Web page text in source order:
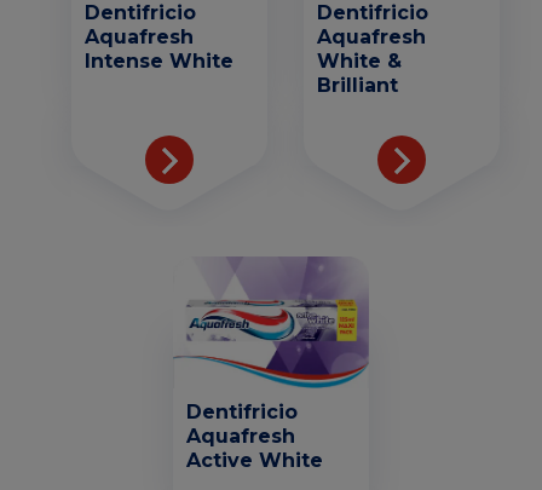
Dentifricio
Aquafresh
Intense White
Dentifricio
Aquafresh
White &
Brilliant
Dentifricio
Aquafresh
Active White